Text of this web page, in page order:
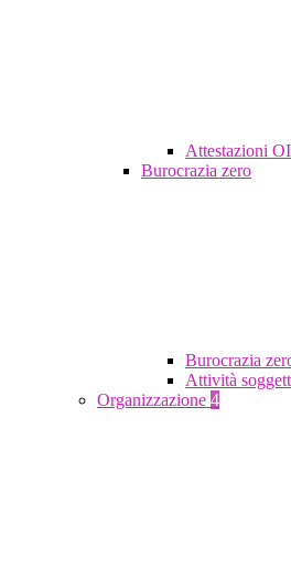
Attestazioni
Burocrazia zero
Burocrazia
Attività
Organizzazione 4